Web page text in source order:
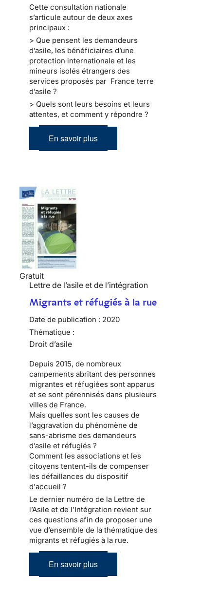
Cette consultation nationale
s’articule autour de deux axes
principaux :
> Que pensent les demandeurs
d’asile, les bénéficiaires d’une
protection internationale et les
mineurs isolés étrangers des
services proposés par France terre
d’asile ?
> Quels sont leurs besoins et leurs
attentes, et comment y répondre ?
En savoir plus
Gratuit
Lettre de l’asile et de l’intégration
Migrants et réfugiés à la rue
Date de publication : 2020
Thématique :
Droit d’asile
Depuis 2015, de nombreux
campements abritant des personnes
migrantes et réfugiées sont apparus
et se sont pérennisés dans plusieurs
villes de France.
Mais quelles sont les causes de
l’aggravation du phénomène de
sans-abrisme des demandeurs
d’asile et réfugiés ?
Comment les associations et les
citoyens tentent-ils de compenser
les défaillances du dispositif
d'accueil ?
Le dernier numéro de la Lettre de
l’Asile et de l’Intégration revient sur
ces questions afin de proposer une
vue d’ensemble de la thématique des
migrants et réfugiés à la rue.
En savoir plus